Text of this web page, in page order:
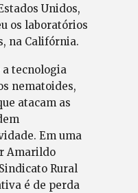
Unidos,
os laboratórios
na Califórnia.
tecnologia
nematoides,
atacam as
Em uma
Amarildo
Rural
é de perda